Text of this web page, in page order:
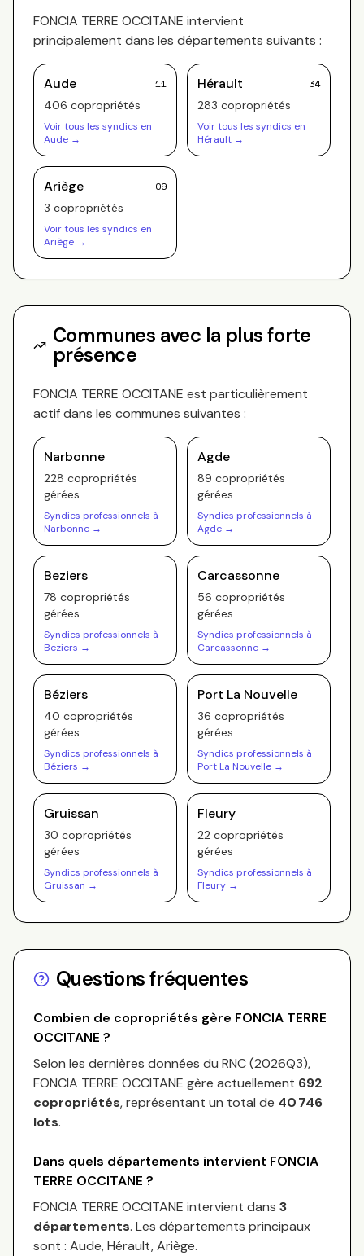
FONCIA TERRE OCCITANE intervient
principalement dans les départements suivants :
Aude 11
406 copropriétés
Voir tous les syndics en
Aude →
Hérault 34
283 copropriétés
Voir tous les syndics en
Hérault →
Ariège 09
3 copropriétés
Voir tous les syndics en
Ariège →
Communes avec la plus forte
présence
FONCIA TERRE OCCITANE est particulièrement
actif dans les communes suivantes :
Narbonne
228 copropriétés
gérées
Syndics professionnels à
Narbonne →
Agde
89 copropriétés
gérées
Syndics professionnels à
Agde →
Beziers
78 copropriétés
gérées
Syndics professionnels à
Beziers →
Carcassonne
56 copropriétés
gérées
Syndics professionnels à
Carcassonne →
Béziers
40 copropriétés
gérées
Syndics professionnels à
Béziers →
Port La Nouvelle
36 copropriétés
gérées
Syndics professionnels à
Port La Nouvelle →
Gruissan
30 copropriétés
gérées
Syndics professionnels à
Gruissan →
Fleury
22 copropriétés
gérées
Syndics professionnels à
Fleury →
Questions fréquentes
Combien de copropriétés gère FONCIA TERRE
OCCITANE ?
Selon les dernières données du RNC (2026Q3),
FONCIA TERRE OCCITANE gère actuellement 692
copropriétés, représentant un total de 40 746
lots.
Dans quels départements intervient FONCIA
TERRE OCCITANE ?
FONCIA TERRE OCCITANE intervient dans 3
départements. Les départements principaux
sont : Aude, Hérault, Ariège.